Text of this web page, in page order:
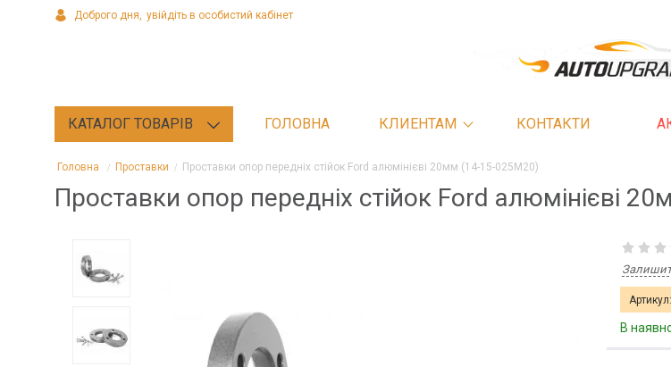
Доброго дня, увійдіть в особистий кабінет
КАТАЛОГ ТОВАРІВ ГОЛОВНА КЛИЕНТАМ КОНТАКТИ
Головна Проставки Проставки опор передніх стійок Ford алюмінієві 20мм (14-15-025M20)
Проставки опор передніх стійок Ford алюмінієві
Артикул:
В